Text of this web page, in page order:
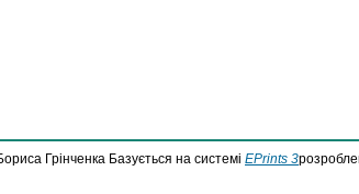
Грінченка Базується на системі EPrints 3